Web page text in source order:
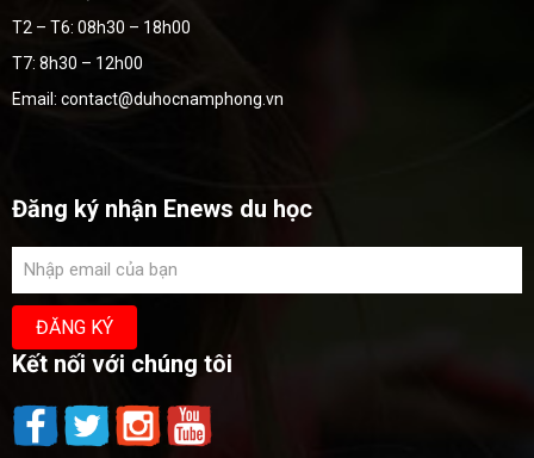
T2 – T6: 08h30 – 18h00
T7: 8h30 – 12h00
Email: contact@duhocnamphong.vn
Đăng ký nhận Enews du học
Kết nối với chúng tôi